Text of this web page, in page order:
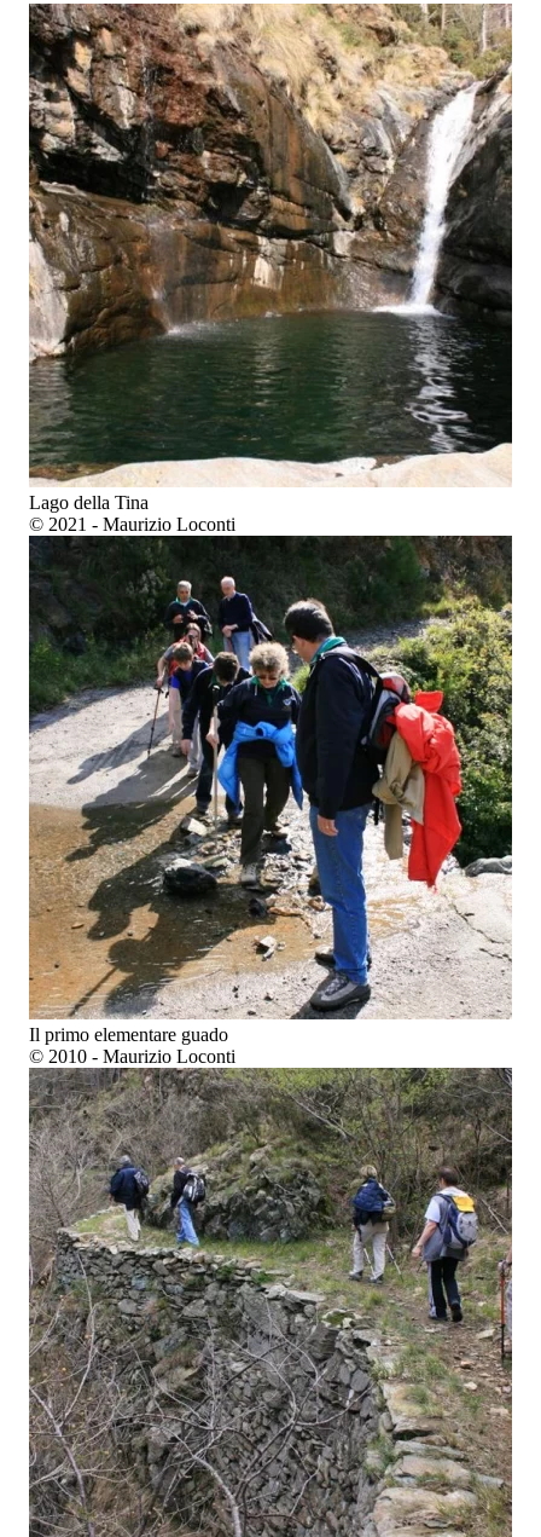
Lago della Tina
© 2021 - Maurizio Loconti
Il primo elementare guado
© 2010 - Maurizio Loconti